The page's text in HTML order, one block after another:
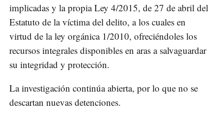
implicadas y la propia Ley 4/2015, de 27 de abril del
Estatuto de la víctima del delito, a los cuales en
virtud de la ley orgánica 1/2010, ofreciéndoles los
recursos integrales disponibles en aras a salvaguardar
su integridad y protección.
La investigación continúa abierta, por lo que no se
descartan nuevas detenciones.